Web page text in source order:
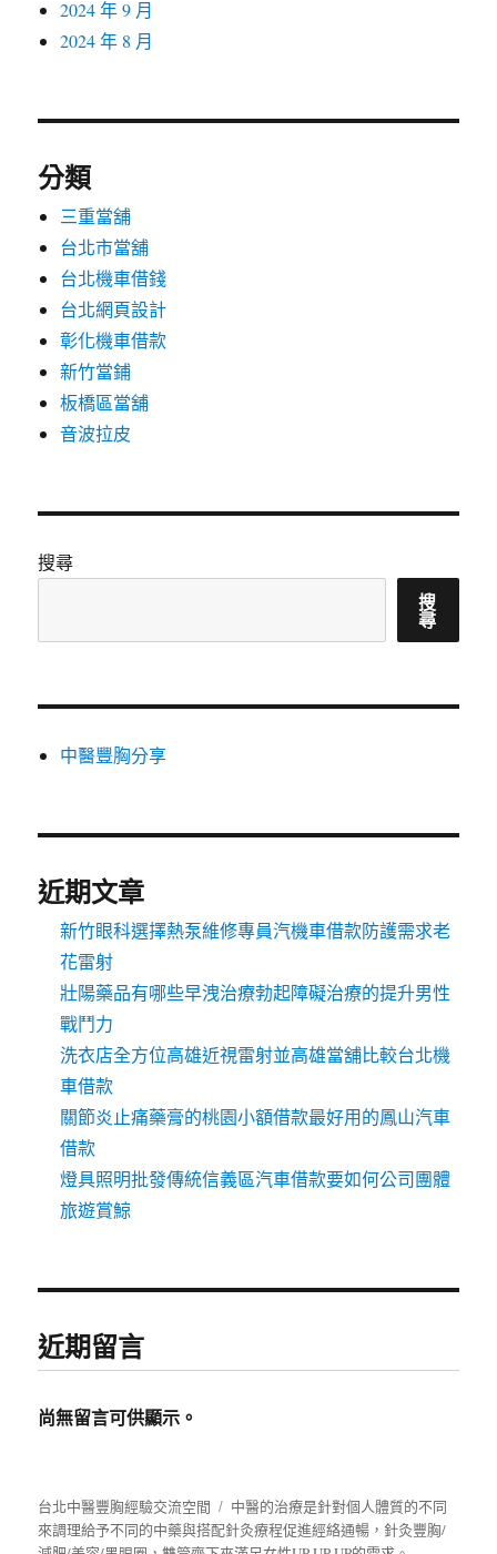
2024 年 9 月
2024 年 8 月
分類
三重當舖
台北市當舖
台北機車借錢
台北網頁設計
彰化機車借款
新竹當鋪
板橋區當舖
音波拉皮
搜尋
搜
尋
中醫豐胸分享
近期文章
新竹眼科選擇熱泵維修專員汽機車借款防護需求老
花雷射
壯陽藥品有哪些早洩治療勃起障礙治療的提升男性
戰鬥力
洗衣店全方位高雄近視雷射並高雄當舖比較台北機
車借款
關節炎止痛藥膏的桃園小額借款最好用的鳳山汽車
借款
燈具照明批發傳統信義區汽車借款要如何公司團體
旅遊賞鯨
近期留言
尚無留言可供顯示。
台北中醫豐胸經驗交流空間
中醫的治療是針對個人體質的不同
來調理給予不同的中藥與搭配針灸療程促進經絡通暢，針灸豐胸/